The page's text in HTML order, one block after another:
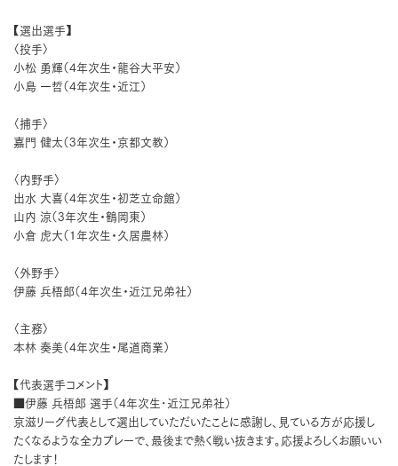
【選出選手】
〈投手〉
小松 勇輝（4年次生・龍谷大平安）
小島 一哲（4年次生・近江）
〈捕手〉
嘉門 健太（3年次生・京都文教）
〈内野手〉
出水 大喜（4年次生・初芝立命館）
山内 涼（3年次生・鶴岡東）
小倉 虎大（1年次生・久居農林）
〈外野手〉
伊藤 兵梧郎（4年次生・近江兄弟社）
〈主務〉
本林 奏美（4年次生・尾道商業）
【代表選手コメント】
■伊藤 兵梧郎 選手（4年次生･近江兄弟社）
京滋リーグ代表として選出していただいたことに感謝し、見ている方が応援し
たくなるような全力プレーで、最後まで熱く戦い抜きます。応援よろしくお願いい
たします！